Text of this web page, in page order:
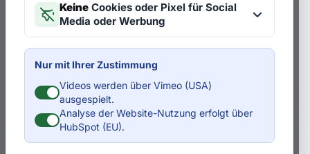
Interview: Entwicklung der
Digitalisierungsstrategie für
die Verkehrsbetriebe Zürich
Dr. Pero Mićić
Keine Cookies oder Pixel für Social
Media oder Werbung
Nur mit Ihrer Zustimmung
Videos werden über Vimeo (USA)
ausgespielt.
Analyse der Website-Nutzung erfolgt über
HubSpot (EU).